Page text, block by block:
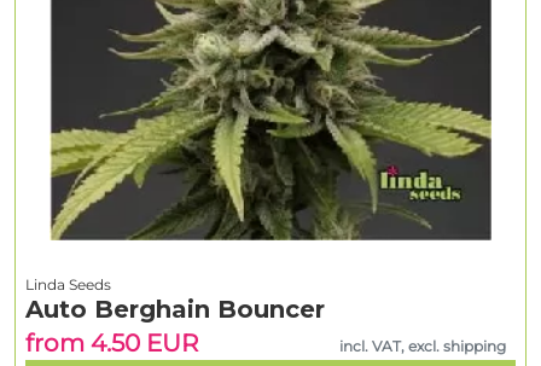
Linda Seeds
Auto Berghain Bouncer
from 4.50 EUR
incl. VAT, excl. shipping